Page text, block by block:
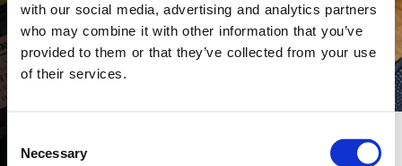
with our social media, advertising and analytics partners
who may combine it with other information that you’ve
provided to them or that they’ve collected from your use
of their services.
Selection
Necessary
Terra Midi